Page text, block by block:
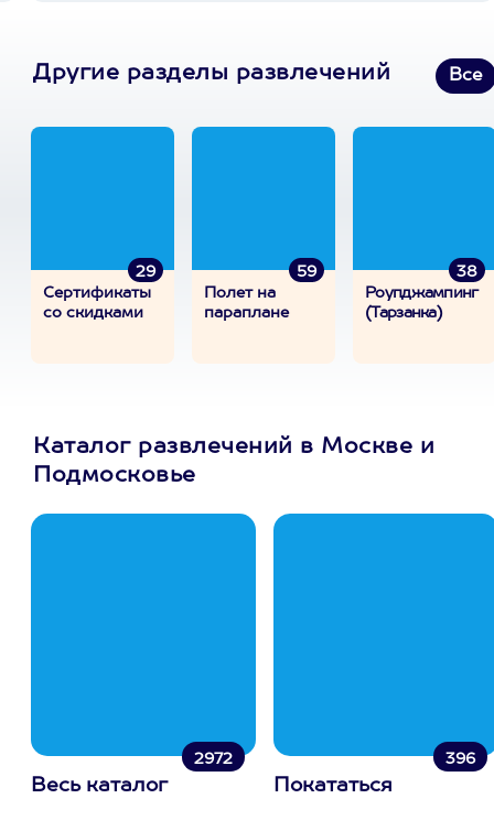
Другие разделы развлечений Все
29
Сертификаты
со скидками
59
Полет на
параплане
38
Роупджампинг
(Тарзанка)
Каталог развлечений в Москве и
Подмосковье
2972
Весь каталог
396
Покататься